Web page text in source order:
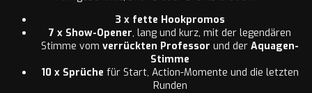
3 x fette Hookpromos
7 x Show-Opener, lang und kurz, mit der legendären
Stimme vom verrückten Professor und der Aquagen-
Stimme
10 x Sprüche für Start, Action-Momente und die letzten
Runden